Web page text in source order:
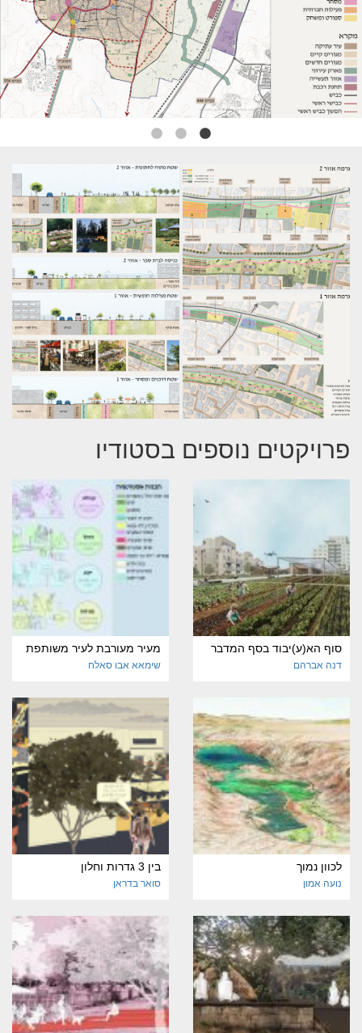
פרויקטים נוספים בסטודיו
סוף הא(ע)יבוד בסף המדבר
דנה אברהם
מעיר מעורבת לעיר משותפת
שימאא אבו סאלח
לכוון נמוך
נועה אמון
בין 3 גדרות וחלון
סואר בדראן